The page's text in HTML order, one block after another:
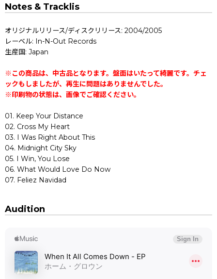
Notes & Tracklis
オリジナルリリース/ディスクリリース: 2004/2005
レーベル: In-N-Out Records
生産国: Japan
※この商品は、中古品となります。盤面はいたって綺麗です。チェ
ックもしましたが、再生に問題はありませんでした。
※印刷物の状態は、画像でご確認ください。
01. Keep Your Distance
02. Cross My Heart
03. I Was Right About This
04. Midnight City Sky
05. I Win, You Lose
06. What Would Love Do Now
07. Feliez Navidad
Audition